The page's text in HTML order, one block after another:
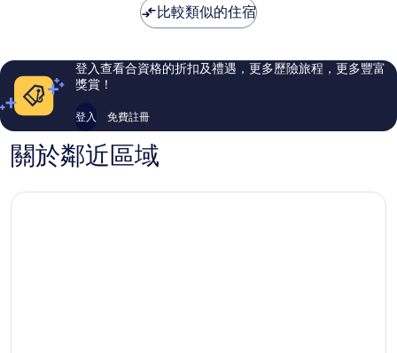
評
價
評
評
價
比較類似的住宿
登入查看合資格的折扣及禮遇，更多歷險旅程，更多豐富
獎賞！
登入 免費註冊
關於鄰近區域